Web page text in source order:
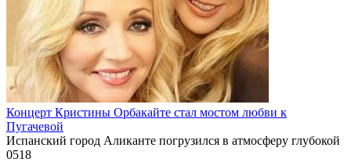
Концерт Кристины Орбакайте стал мостом любви к
Пугачевой
Испанский город Аликанте погрузился в атмосферу глубокой
0518